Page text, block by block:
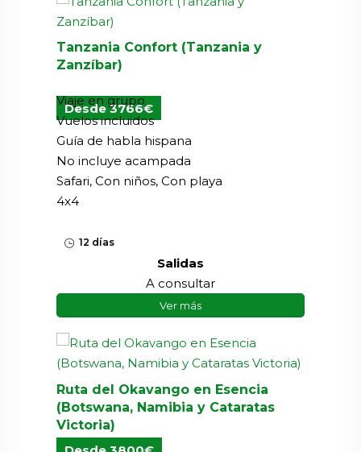
Desde 3766€
Tanzania Confort (Tanzania y
Zanzíbar)
Viaje en grupo
Vuelos incluidos
Guía de habla hispana
No incluye acampada
Safari, Con niños, Con playa
4x4
12 días
Salidas
A consultar
Ver más
Ruta del Okavango en Esencia
(Botswana, Namibia y Cataratas
Victoria)